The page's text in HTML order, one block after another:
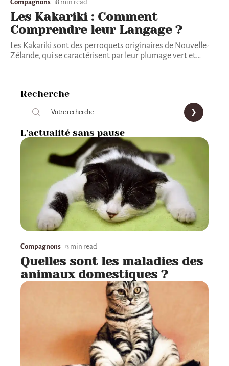
Compagnons 8 min read
Les Kakariki : Comment
Comprendre leur Langage ?
Les Kakariki sont des perroquets originaires de Nouvelle-
Zélande, qui se caractérisent par leur plumage vert et…
Recherche
L’actualité sans pause
Compagnons 3 min read
Quelles sont les maladies des
animaux domestiques ?